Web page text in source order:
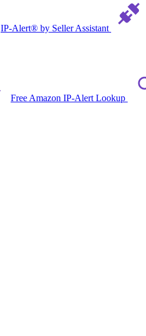
IP-Alert® by Seller Assistant
Free Amazon IP-Alert Lookup